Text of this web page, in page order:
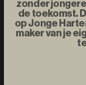
zonder
de toekomst.
op Jonge
maker van je